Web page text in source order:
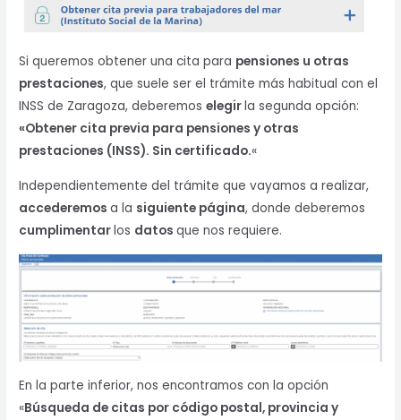
Si queremos obtener una cita para pensiones u otras
prestaciones, que suele ser el trámite más habitual con el
INSS de Zaragoza, deberemoselegirla segunda opción:
«Obtener cita previa para pensiones y otras
prestaciones (INSS). Sin certificado.«
Independientemente del trámite que vayamos a realizar,
accederemosa la siguiente página, donde deberemos
cumplimentarlos datosque nos requiere.
En la parte inferior, nos encontramos con la opción
«Búsqueda de citas por código postal, provincia y